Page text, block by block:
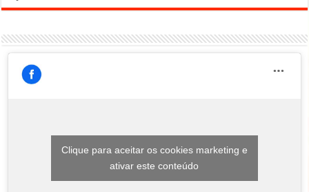
Clique para aceitar os cookies marketing e
ativar este conteúdo